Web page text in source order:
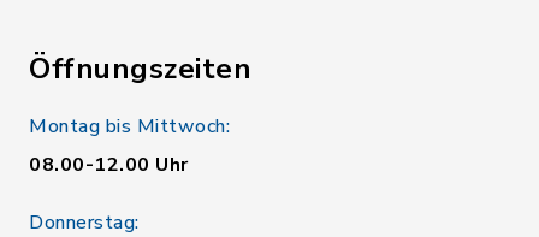
Öffnungszeiten
Montag bis Mittwoch:
08.00-12.00 Uhr
Donnerstag: